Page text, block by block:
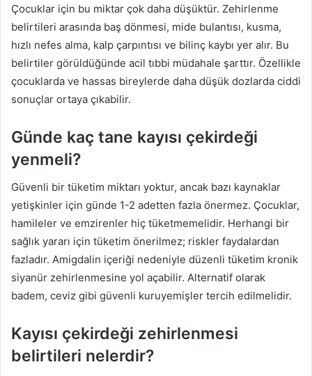
Çocuklar için bu miktar çok daha düşüktür. Zehirlenme
belirtileri arasında baş dönmesi, mide bulantısı, kusma,
hızlı nefes alma, kalp çarpıntısı ve bilinç kaybı yer alır. Bu
belirtiler görüldüğünde acil tıbbi müdahale şarttır. Özellikle
çocuklarda ve hassas bireylerde daha düşük dozlarda ciddi
sonuçlar ortaya çıkabilir.
Günde kaç tane kayısı çekirdeği
yenmeli?
Güvenli bir tüketim miktarı yoktur, ancak bazı kaynaklar
yetişkinler için günde 1-2 adetten fazla önermez. Çocuklar,
hamileler ve emzirenler hiç tüketmemelidir. Herhangi bir
sağlık yararı için tüketim önerilmez; riskler faydalardan
fazladır. Amigdalin içeriği nedeniyle düzenli tüketim kronik
siyanür zehirlenmesine yol açabilir. Alternatif olarak
badem, ceviz gibi güvenli kuruyemişler tercih edilmelidir.
Kayısı çekirdeği zehirlenmesi
belirtileri nelerdir?